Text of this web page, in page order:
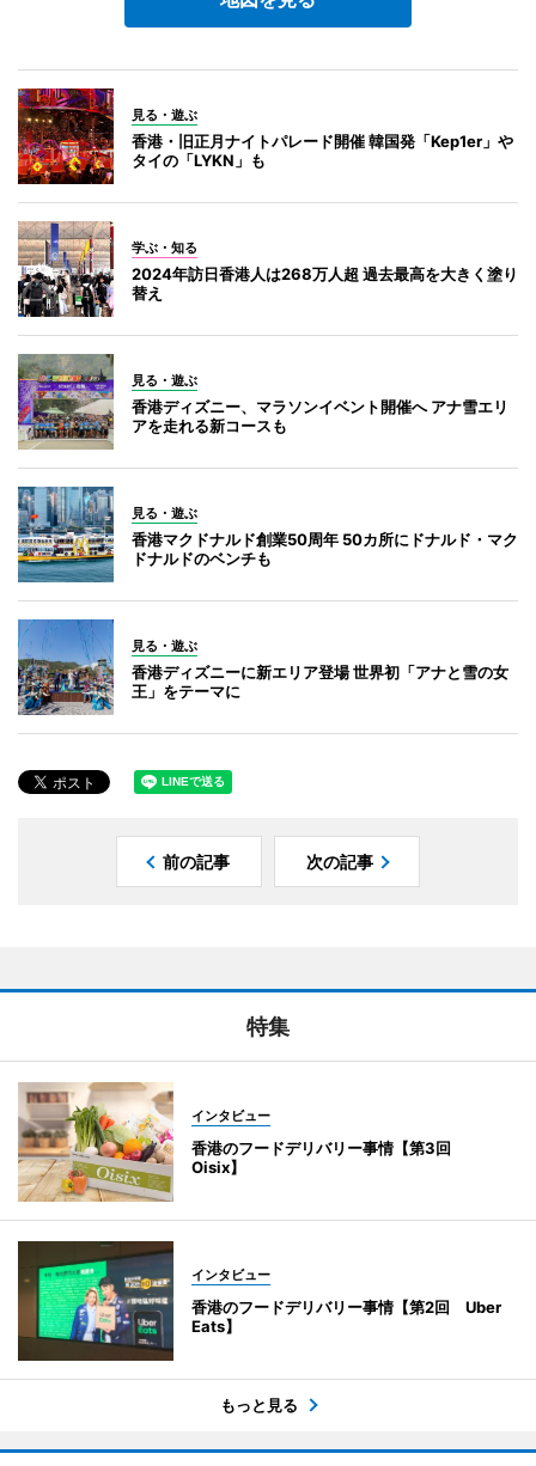
見る・遊ぶ
香港・旧正月ナイトパレード開催 韓国発「Kep1er」や
タイの「LYKN」も
学ぶ・知る
2024年訪日香港人は268万人超 過去最高を大きく塗り
替え
見る・遊ぶ
香港ディズニー、マラソンイベント開催へ アナ雪エリ
アを走れる新コースも
見る・遊ぶ
香港マクドナルド創業50周年 50カ所にドナルド・マク
ドナルドのベンチも
見る・遊ぶ
香港ディズニーに新エリア登場 世界初「アナと雪の女
王」をテーマに
前の記事 次の記事
特集
インタビュー
香港のフードデリバリー事情【第3回
Oisix】
インタビュー
香港のフードデリバリー事情【第2回 Uber
Eats】
もっと見る